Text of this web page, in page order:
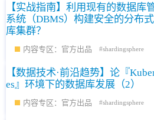
【实战指南】利用现有的数据库
系统（DBMS）构建安全的分布
库集群？
内容专区：官方出品 shardingsphere
【数据技术·前沿趋势】论『
es』环境下的数据库发展（2）
内容专区：官方出品 shardingsphere